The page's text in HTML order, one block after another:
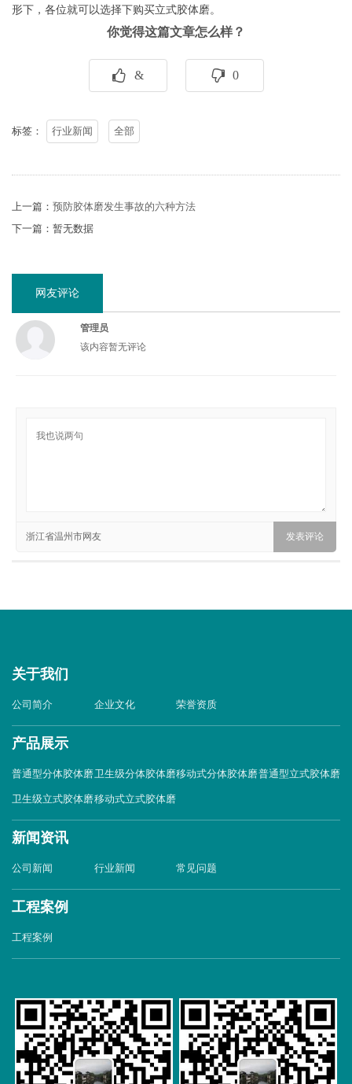
形下，各位就可以选择下购买立式胶体磨。
你觉得这篇文章怎么样？
& 0
标签： 行业新闻 全部
上一篇： 预防胶体磨发生事故的六种方法
下一篇：暂无数据
网友评论
管理员
该内容暂无评论
浙江省温州市网友
关于我们
公司简介 企业文化 荣誉资质
产品展示
普通型分体胶体磨卫生级分体胶体磨移动式分体胶体磨普通型立式胶体磨
卫生级立式胶体磨移动式立式胶体磨
新闻资讯
公司新闻 行业新闻 常见问题
工程案例
工程案例